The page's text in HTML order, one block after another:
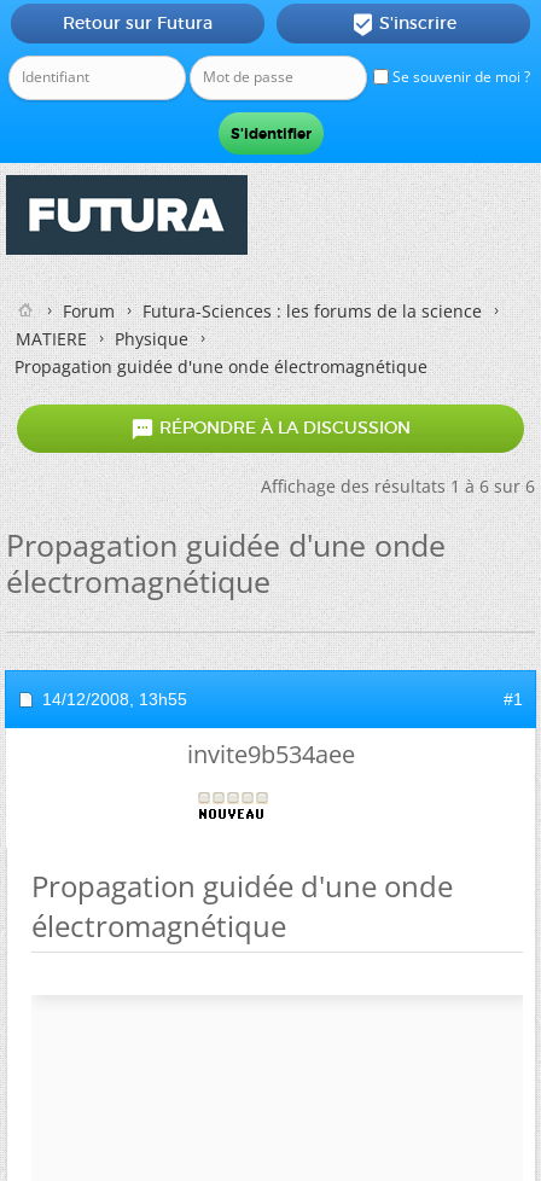
Se souvenir de moi ?
Retour sur Futura  S'inscrire
Forum
Futura-Sciences : les forums de la science
MATIERE
Physique
Propagation guidée d'une onde électromagnétique
 RÉPONDRE À LA DISCUSSION
Affichage des résultats 1 à 6 sur 6
Propagation guidée d'une onde
électromagnétique
14/12/2008, 13h55 #1
invite9b534aee
Propagation guidée d'une onde
électromagnétique